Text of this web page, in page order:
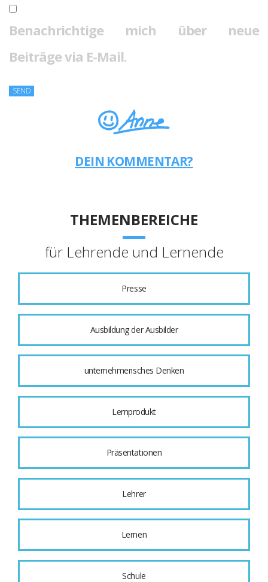
Benachrichtige mich über neue
Beiträge via E-Mail.
DEIN KOMMENTAR?
THEMENBEREICHE
für Lehrende und Lernende
Presse
Ausbildung der Ausbilder
unternehmerisches Denken
Lernprodukt
Präsentationen
Lehrer
Lernen
Schule